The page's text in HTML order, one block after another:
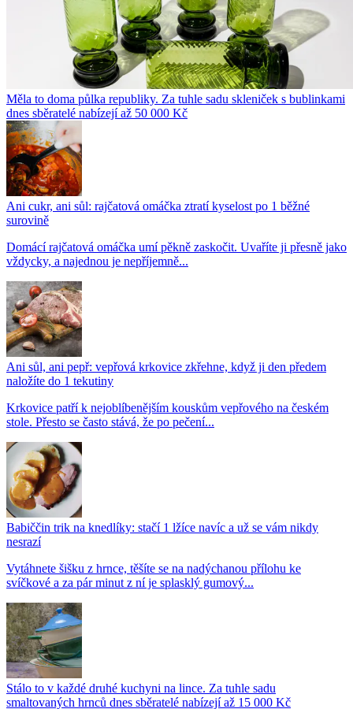
Měla to doma půlka republiky. Za tuhle sadu skleniček s bublinkami
dnes sběratelé nabízejí až 50 000 Kč
Ani cukr, ani sůl: rajčatová omáčka ztratí kyselost po 1 běžné
surovině
Domácí rajčatová omáčka umí pěkně zaskočit. Uvaříte ji přesně jako
vždycky, a najednou je nepříjemně...
Ani sůl, ani pepř: vepřová krkovice zkřehne, když ji den předem
naložíte do 1 tekutiny
Krkovice patří k nejoblíbenějším kouskům vepřového na českém
stole. Přesto se často stává, že po pečení...
Babiččin trik na knedlíky: stačí 1 lžíce navíc a už se vám nikdy
nesrazí
Vytáhnete šišku z hrnce, těšíte se na nadýchanou přílohu ke
svíčkové a za pár minut z ní je splasklý gumový...
Stálo to v každé druhé kuchyni na lince. Za tuhle sadu
smaltovaných hrnců dnes sběratelé nabízejí až 15 000 Kč